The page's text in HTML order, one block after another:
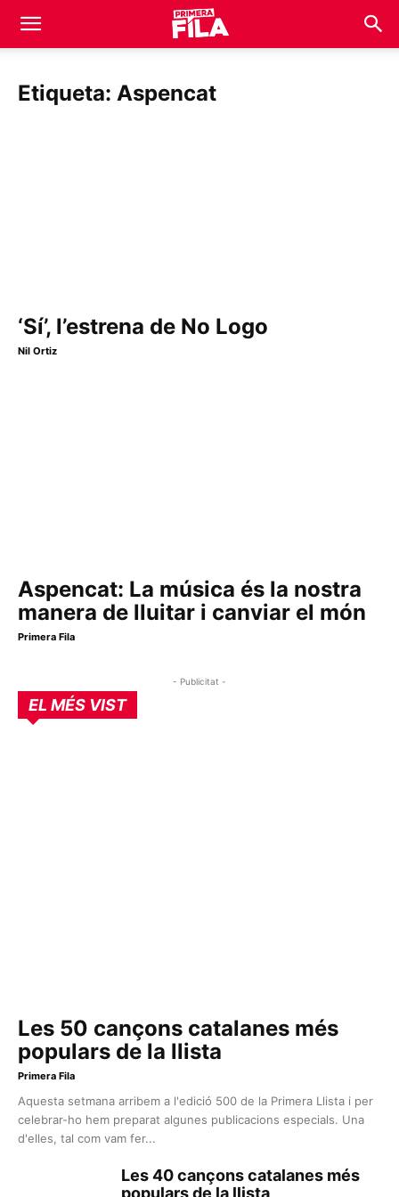
Etiqueta: Aspencat
‘Sí’, l’estrena de No Logo
Nil Ortiz
Aspencat: La música és la nostra
manera de lluitar i canviar el món
Primera Fila
- Publicitat -
EL MÉS VIST
Les 50 cançons catalanes més
populars de la llista
Primera Fila
Aquesta setmana arribem a l'edició 500 de la Primera Llista i per
celebrar-ho hem preparat algunes publicacions especials. Una
d'elles, tal com vam fer...
Les 40 cançons catalanes més
populars de la llista